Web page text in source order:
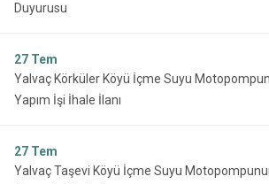
Duyurusu
27 Tem
Yalvaç Körküler Köyü İçme Suyu
Yapım İşi İhale İlanı
27 Tem
Yalvaç Taşevi Köyü İçme Suyu